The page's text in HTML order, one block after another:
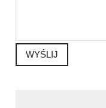
WYŚLIJ